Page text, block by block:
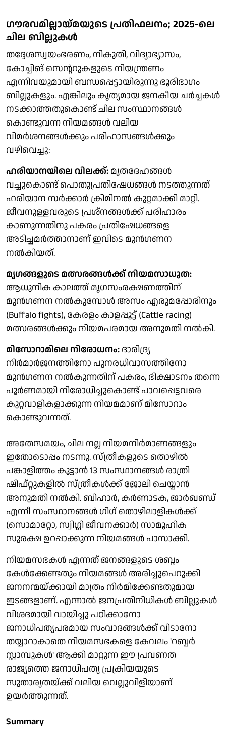
ഗൗരവമില്ലായ്മയുടെ പ്രതിഫലനം; 2025-ലെ
ചില ബില്ലുകള്‍
തദ്ദേശസ്വയംഭരണം, നികുതി, വിദ്യാഭ്യാസം,
കോച്ചിങ് സെന്ററുകളുടെ നിയന്ത്രണം
എന്നിവയുമായി ബന്ധപ്പെട്ടായിരുന്നു ഭൂരിഭാഗം
ബില്ലുകളും. എങ്കിലും കൃത്യമായ ജനകീയ ചര്‍ച്ചകള്‍
നടക്കാത്തതുകൊണ്ട് ചില സംസ്ഥാനങ്ങള്‍
കൊണ്ടുവന്ന നിയമങ്ങള്‍ വലിയ
വിമര്‍ശനങ്ങള്‍ക്കും പരിഹാസങ്ങള്‍ക്കും
വഴിവെച്ചു:
ഹരിയാനയിലെ വിലക്ക്: മൃതദേഹങ്ങള്‍
വച്ചുകൊണ്ട് പൊതുപ്രതിഷേധങ്ങള്‍ നടത്തുന്നത്
ഹരിയാന സര്‍ക്കാര്‍ ക്രിമിനല്‍ കുറ്റമാക്കി മാറ്റി.
ജീവനുള്ളവരുടെ പ്രശ്‌നങ്ങള്‍ക്ക് പരിഹാരം
കാണുന്നതിനു പകരം പ്രതിഷേധങ്ങളെ
അടിച്ചമര്‍ത്താനാണ് ഇവിടെ മുന്‍ഗണന
നല്‍കിയത്.
മൃഗങ്ങളുടെ മത്സരങ്ങള്‍ക്ക് നിയമസാധുത:
ആധുനിക കാലത്ത് മൃഗസംരക്ഷണത്തിന്
മുന്‍ഗണന നല്‍കുമ്പോള്‍ അസം എരുമപ്പോരിനും
(Buffalo fights), കേരളം കാളപ്പൂട്ട് (Cattle racing)
മത്സരങ്ങള്‍ക്കും നിയമപരമായ അനുമതി നല്‍കി.
മിസോറാമിലെ നിരോധനം: ദാരിദ്ര്യ
നിര്‍മാര്‍ജനത്തിനോ പുനരധിവാസത്തിനോ
മുന്‍ഗണന നല്‍കുന്നതിന് പകരം, ഭിക്ഷാടനം തന്നെ
പൂര്‍ണമായി നിരോധിച്ചുകൊണ്ട് പാവപ്പെട്ടവരെ
കുറ്റവാളികളാക്കുന്ന നിയമമാണ് മിസോറാം
കൊണ്ടുവന്നത്.
അതേസമയം, ചില നല്ല നിയമനിര്‍മാണങ്ങളും
ഇതോടൊപ്പം നടന്നു. സ്ത്രീകളുടെ തൊഴില്‍
പങ്കാളിത്തം കൂട്ടാന്‍ 13 സംസ്ഥാനങ്ങള്‍ രാത്രി
ഷിഫ്റ്റുകളില്‍ സ്ത്രീകള്‍ക്ക് ജോലി ചെയ്യാന്‍
അനുമതി നല്‍കി. ബിഹാര്‍, കര്‍ണാടക, ജാര്‍ഖണ്ഡ്
എന്നീ സംസ്ഥാനങ്ങള്‍ ഗിഗ് തൊഴിലാളികള്‍ക്ക്
(സൊമാറ്റോ, സ്വിഗ്ഗി ജീവനക്കാര്‍) സാമൂഹിക
സുരക്ഷ ഉറപ്പാക്കുന്ന നിയമങ്ങള്‍ പാസാക്കി.
നിയമസഭകള്‍ എന്നത് ജനങ്ങളുടെ ശബ്ദം
കേള്‍ക്കേണ്ടതും നിയമങ്ങള്‍ അരിച്ചുപെറുക്കി
ജനനന്മയ്ക്കായി മാത്രം നിര്‍മിക്കേണ്ടതുമായ
ഇടങ്ങളാണ്. എന്നാല്‍ ജനപ്രതിനിധികള്‍ ബില്ലുകള്‍
വിശദമായി വായിച്ചു പഠിക്കാനോ
ജനാധിപത്യപരമായ സംവാദങ്ങള്‍ക്ക് വിടാനോ
തയ്യാറാകാതെ നിയമസഭകളെ കേവലം 'റബ്ബര്‍
സ്റ്റാമ്പുകള്‍' ആക്കി മാറ്റുന്ന ഈ പ്രവണത
രാജ്യത്തെ ജനാധിപത്യ പ്രക്രിയയുടെ
സുതാര്യതയ്ക്ക് വലിയ വെല്ലുവിളിയാണ്
ഉയര്‍ത്തുന്നത്.
Summary